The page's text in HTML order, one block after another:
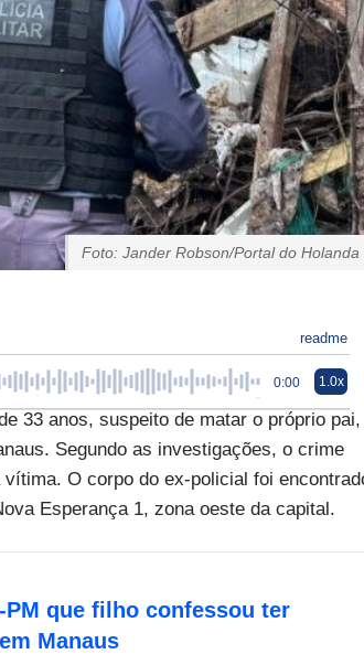
Foto: Jander Robson/Portal do Holanda
readme
0:00 1.0x
33 anos, suspeito de matar o próprio pai,
Segundo as investigações, o crime
O corpo do ex-policial foi
Esperança 1, zona oeste da capital.
que filho confessou ter
Manaus